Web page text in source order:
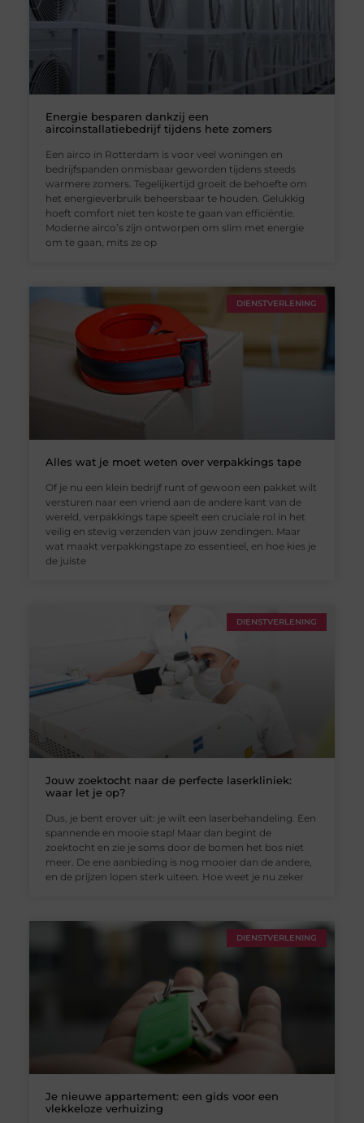
Energie besparen dankzij een
aircoinstallatiebedrijf tijdens hete zomers
Een airco in Rotterdam is voor veel woningen en
bedrijfspanden onmisbaar geworden tijdens steeds
warmere zomers. Tegelijkertijd groeit de behoefte om
het energieverbruik beheersbaar te houden. Gelukkig
hoeft comfort niet ten koste te gaan van efficiëntie.
Moderne airco’s zijn ontworpen om slim met energie
om te gaan, mits ze op
DIENSTVERLENING
Alles wat je moet weten over verpakkings tape
Of je nu een klein bedrijf runt of gewoon een pakket wilt
versturen naar een vriend aan de andere kant van de
wereld, verpakkings tape speelt een cruciale rol in het
veilig en stevig verzenden van jouw zendingen. Maar
wat maakt verpakkingstape zo essentieel, en hoe kies je
de juiste
DIENSTVERLENING
Jouw zoektocht naar de perfecte laserkliniek:
waar let je op?
Dus, je bent erover uit: je wilt een laserbehandeling. Een
spannende en mooie stap! Maar dan begint de
zoektocht en zie je soms door de bomen het bos niet
meer. De ene aanbieding is nog mooier dan de andere,
en de prijzen lopen sterk uiteen. Hoe weet je nu zeker
DIENSTVERLENING
Je nieuwe appartement: een gids voor een
vlekkeloze verhuizing